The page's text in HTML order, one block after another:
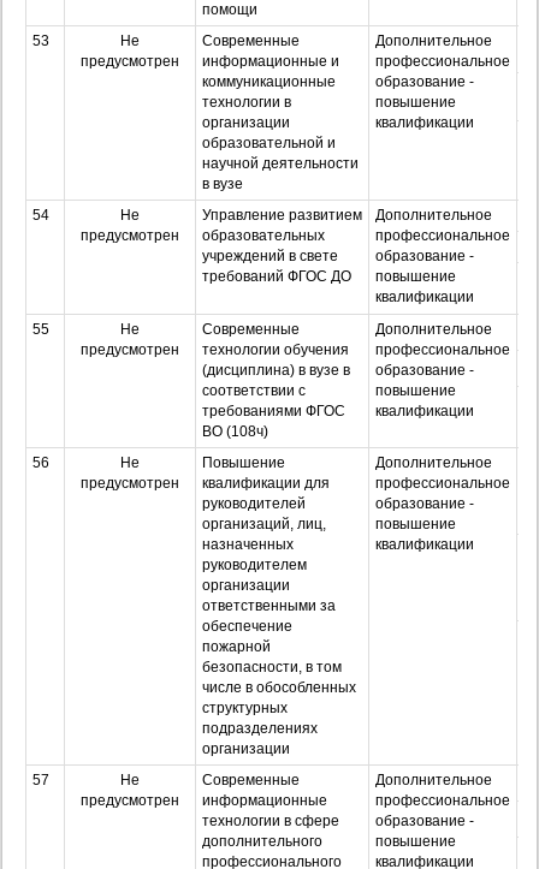
помощи
53
Не
предусмотрен
Современные
информационные и
коммуникационные
технологии в
организации
образовательной и
научной деятельности
в вузе
Дополнительное
профессиональное
образование -
повышение
квалификации
54
Не
предусмотрен
Управление развитием
образовательных
учреждений в свете
требований ФГОС ДО
Дополнительное
профессиональное
образование -
повышение
квалификации
55
Не
предусмотрен
Современные
технологии обучения
(дисциплина) в вузе в
соответствии с
требованиями ФГОС
ВО (108ч)
Дополнительное
профессиональное
образование -
повышение
квалификации
56
Не
предусмотрен
Повышение
квалификации для
руководителей
организаций, лиц,
назначенных
руководителем
организации
ответственными за
обеспечение
пожарной
безопасности, в том
числе в обособленных
структурных
подразделениях
организации
Дополнительное
профессиональное
образование -
повышение
квалификации
57
Не
предусмотрен
Современные
информационные
технологии в сфере
дополнительного
профессионального
Дополнительное
профессиональное
образование -
повышение
квалификации